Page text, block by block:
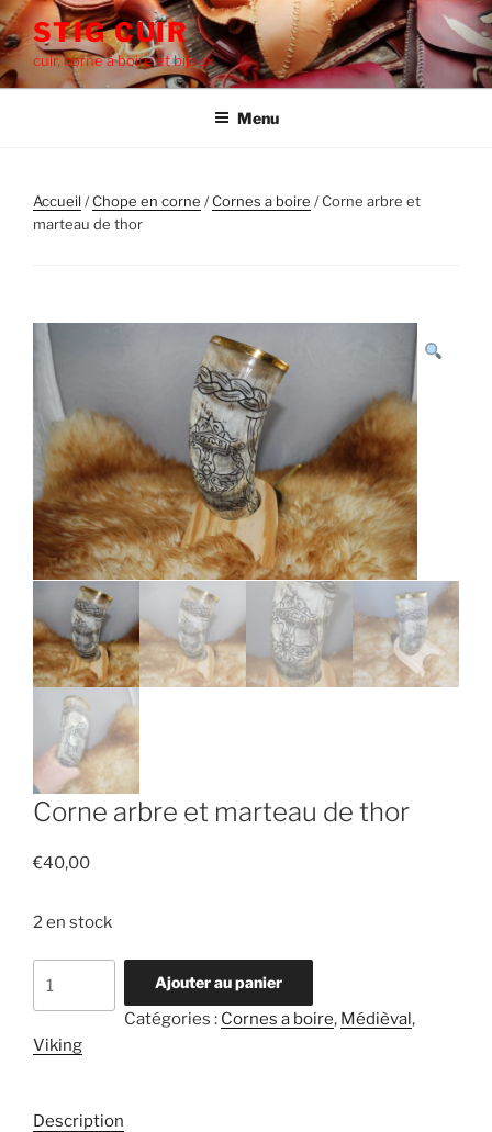
Aller
au
contenu
principal
STIG CUIR
cuir, corne à boire et bijoux
Menu
Accueil/Chope en corne /Cornes a boire / Corne arbre et
marteau de thor
Corne arbre et marteau de thor
€40,00
2 en stock
de
arbre
Ajouter au panier
Catégories : Cornes a boire, Médièval,
Viking
Description